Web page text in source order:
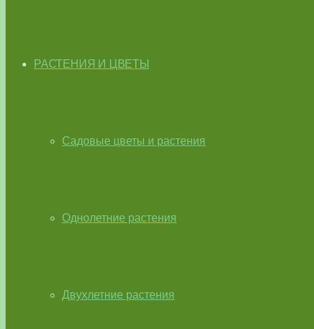
РАСТЕНИЯ И ЦВЕТЫ
Садовые цветы и растения
Однолетние растения
Двухлетние растения